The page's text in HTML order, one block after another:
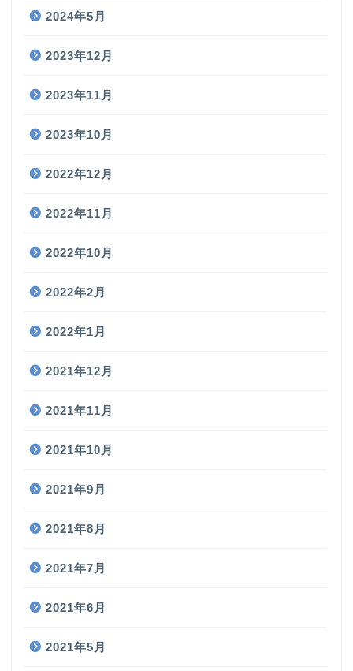
2024年5月
2023年12月
2023年11月
2023年10月
2022年12月
2022年11月
2022年10月
2022年2月
2022年1月
2021年12月
2021年11月
2021年10月
2021年9月
2021年8月
2021年7月
2021年6月
2021年5月